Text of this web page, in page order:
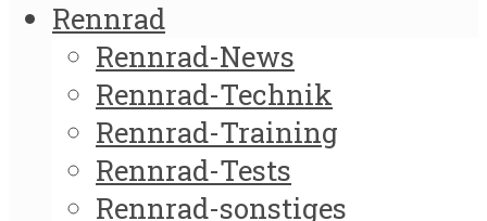
Rennrad
Rennrad-News
Rennrad-Technik
Rennrad-Training
Rennrad-Tests
Rennrad-sonstiges